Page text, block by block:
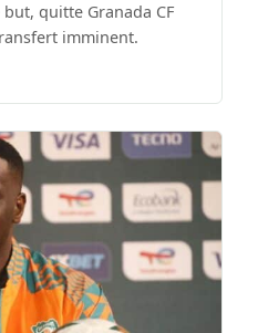
quitte Granada CF
imminent.